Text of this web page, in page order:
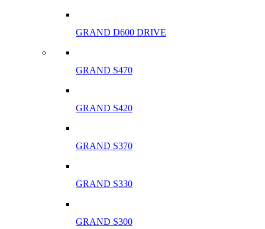
GRAND D600 DRIVE
GRAND S470
GRAND S420
GRAND S370
GRAND S330
GRAND S300